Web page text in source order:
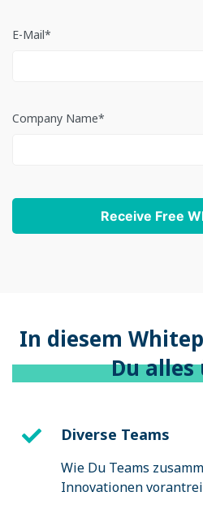
E-Mail*
Company Name*
In diesem
Du alles
Diverse Teams
Wie Du Teams
Innovationen